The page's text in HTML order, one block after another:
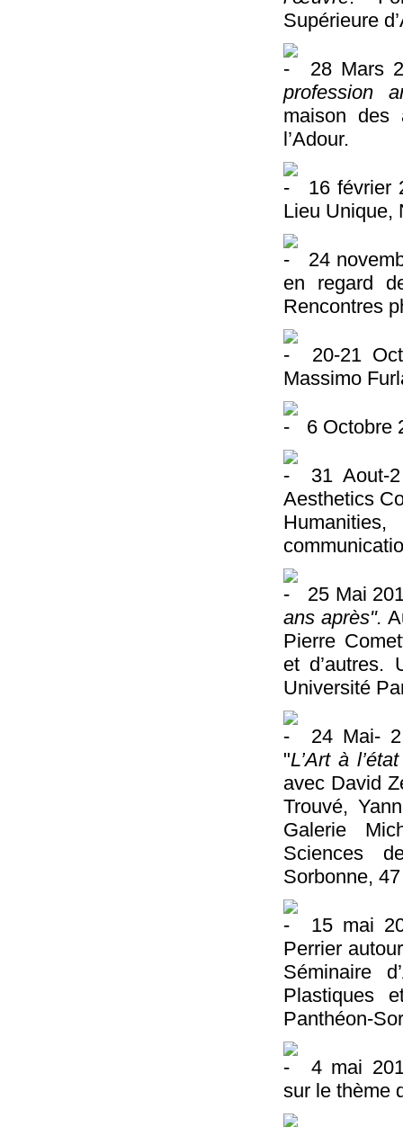
Supérieure
28 Mars
profession
maison
l’Adour.
16 février
Lieu Unique,
24
en regard
Rencontres
20-21
Massimo
6 Octobre
31 Aout-
Aesthetics
25 Mai
ans après".
Pierre
et d’autres.
Université
24 Mai-
"L’Art à
avec David
Trouvé,
Galerie
Sciences
Sorbonne,
15 mai
Perrier
Séminaire
Plastiques
Panthéon-
4 mai
sur le thème